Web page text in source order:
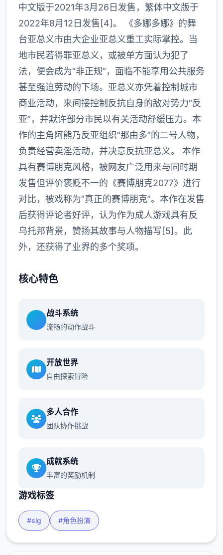
中文版于2021年3月26日发售，繁体中文版于
2022年8月12日发售[4]。 《多娜多娜》的舞
台亚总义市由大企业亚总义重工实际掌控。当
地市民若得罪亚总义，或被单方面认为犯了
法，便会成为“非正规”，面临不能享用公共服务
甚至强迫劳动的下场。亚总义亦凭着控制城市
商业活动，来间接控制反抗自身的敌对势力“反
亚”，并默许部分市民以有关活动舒缓压力。本
作的主角阿熊乃反亚组织“那由多”的二号人物，
负责经营卖淫活动，并决意反抗亚总义。 本作
具有赛博朋克风格，被网友广泛用来与同时期
发售但评价褒贬不一的《赛博朋克2077》进行
对比，被戏称为“真正的赛博朋克”。本作在发售
后获得评论者好评，认为作为成人游戏具有反
乌托邦背景，赞扬其故事与人物描写[5]。此
外，还获得了业界的多个奖项。
核心特色
战斗系统
流畅的动作战斗
开放世界
自由探索冒险
多人合作
团队协作挑战
成就系统
丰富的奖励机制
游戏标签
#slg #角色扮演